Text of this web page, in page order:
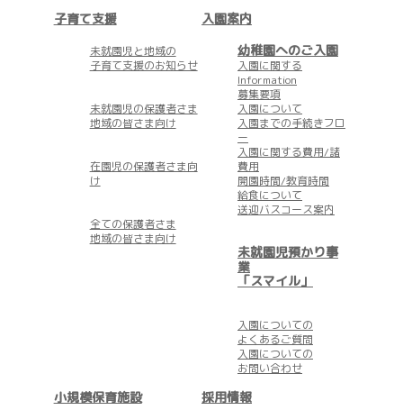
子育て支援
未就園児と地域の
子育て支援のお知らせ
未就園児の保護者さま
地域の皆さま向け
在園児の保護者さま向
け
全ての保護者さま
地域の皆さま向け
入園案内
幼稚園へのご入園
入園に関する
Information
募集要項
入園について
入園までの手続きフロ
ー
入園に関する費用/諸
費用
開園時間/教育時間
給食について
送迎バスコース案内
未就園児預かり事
業
「スマイル」
入園についての
よくあるご質問
入園についての
お問い合わせ
小規模保育施設 採用情報